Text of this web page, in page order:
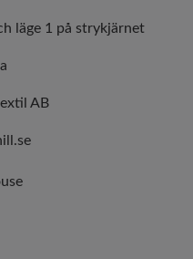
läge 1 på strykjärnet
AB